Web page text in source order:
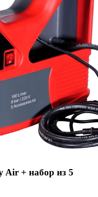
Air + набор из 5